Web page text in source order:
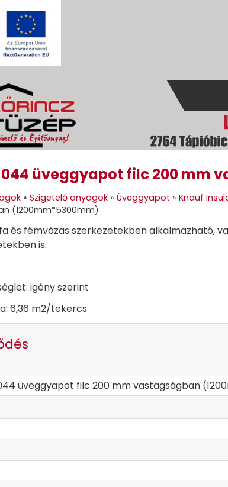
ÉPÍTŐANYAGOK GÉPI FÖLDMUNKA
üveggyapot filc 200 mm
» Szigetelő anyagok » Üveggyapot » Knauf
(1200mm*5300mm)
és fémvázas szerkezetekben alkalmazható,
is.
igény szerint
6,36 m2/tekercs